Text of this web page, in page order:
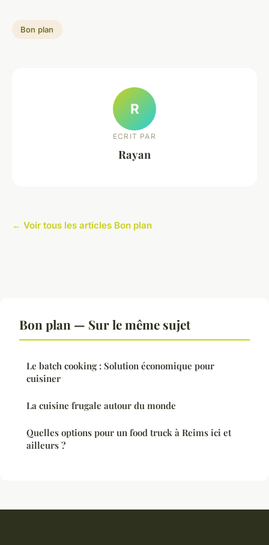
Bon plan
R
ECRIT PAR
Rayan
← Voir tous les articles Bon plan
Bon plan — Sur le même sujet
Le batch cooking : Solution économique pour
cuisiner
La cuisine frugale autour du monde
Quelles options pour un food truck à Reims ici et
ailleurs ?